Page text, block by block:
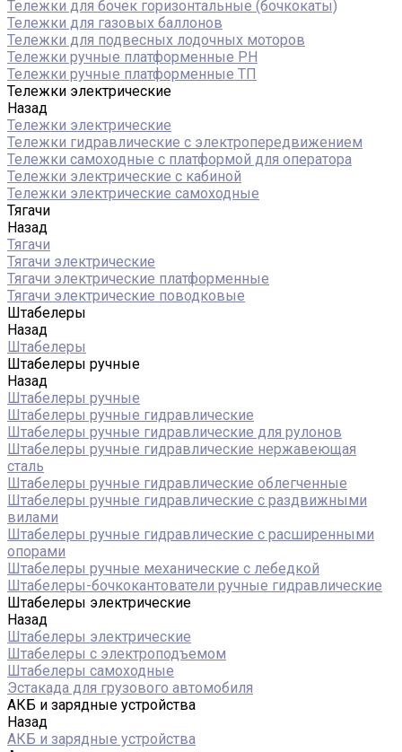
Тележки для бочек горизонтальные (бочкокаты)
Тележки для газовых баллонов
Тележки для подвесных лодочных моторов
Тележки ручные платформенные PH
Тележки ручные платформенные ТП
Тележки электрические
Назад
Тележки электрические
Тележки гидравлические с электропередвижением
Тележки самоходные с платформой для оператора
Тележки электрические с кабиной
Тележки электрические самоходные
Тягачи
Назад
Тягачи
Тягачи электрические
Тягачи электрические платформенные
Тягачи электрические поводковые
Штабелеры
Назад
Штабелеры
Штабелеры ручные
Назад
Штабелеры ручные
Штабелеры ручные гидравлические
Штабелеры ручные гидравлические для рулонов
Штабелеры ручные гидравлические нержавеющая
сталь
Штабелеры ручные гидравлические облегченные
Штабелеры ручные гидравлические с раздвижными
вилами
Штабелеры ручные гидравлические с расширенными
опорами
Штабелеры ручные механические с лебедкой
Штабелеры-бочкокантователи ручные гидравлические
Штабелеры электрические
Назад
Штабелеры электрические
Штабелеры с электроподъемом
Штабелеры самоходные
Эстакада для грузового автомобиля
АКБ и зарядные устройства
Назад
АКБ и зарядные устройства